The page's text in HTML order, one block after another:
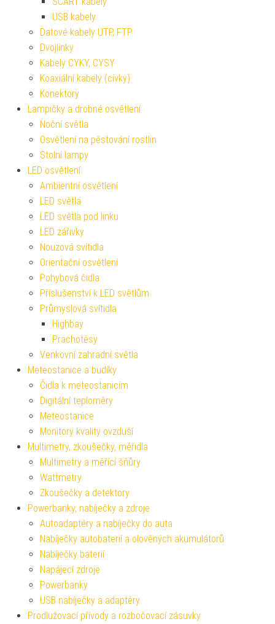
USB kabely
Datové kabely UTP, FTP
Dvojlinky
Kabely CYKY, CYSY
Koaxiální kabely (cívky)
Konektory
Lampičky a drobné osvětlení
Noční světla
Osvětlení na pěstování rostlin
Stolní lampy
LED osvětlení
Ambientní osvětlení
LED světla
LED světla pod linku
LED zářivky
Nouzová svítidla
Orientační osvětlení
Pohybová čidla
Příslušenství k LED světlům
Průmyslová svítidla
Highbay
Prachotěsy
Venkovní zahradní světla
Meteostanice a budíky
Čidla k meteostanicím
Digitální teploměry
Meteostanice
Monitory kvality ovzduší
Multimetry, zkoušečky, měřidla
Multimetry a měřící šňůry
Wattmetry
Zkoušečky a detektory
Powerbanky, nabíječky a zdroje
Autoadaptéry a nabíječky do auta
Nabíječky autobaterií a olověných akumulátorů
Nabíječky baterií
Napájecí zdroje
Powerbanky
USB nabíječky a adaptéry
Prodlužovací přívody a rozbočovací zásuvky